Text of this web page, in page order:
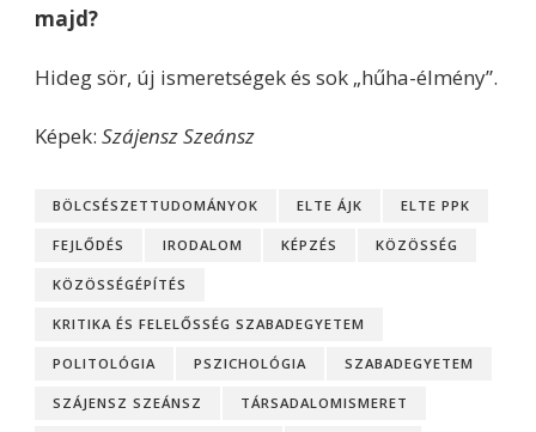
majd?
Hideg sör, új ismeretségek és sok „hűha-élmény”.
Képek: Szájensz Szeánsz
BÖLCSÉSZETTUDOMÁNYOK ELTE ÁJK ELTE PPK
FEJLŐDÉS IRODALOM KÉPZÉS KÖZÖSSÉG
KÖZÖSSÉGÉPÍTÉS
KRITIKA ÉS FELELŐSSÉG SZABADEGYETEM
POLITOLÓGIA PSZICHOLÓGIA SZABADEGYETEM
SZÁJENSZ SZEÁNSZ TÁRSADALOMISMERET